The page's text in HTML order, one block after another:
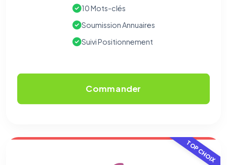
10 Mots-clés
Soumission Annuaires
Suivi Positionnement
Commander
TOP CHOIX